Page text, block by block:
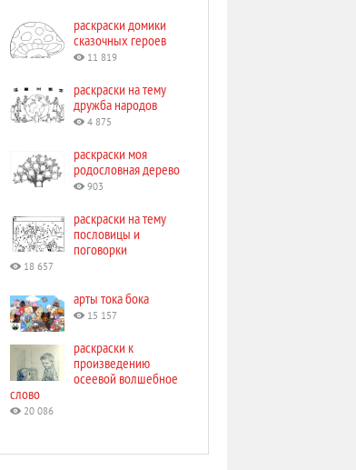
раскраски домики
сказочных героев
11 819
раскраски на тему
дружба народов
4 875
раскраски моя
родословная дерево
903
раскраски на тему
пословицы и
поговорки
18 657
арты тока бока
15 157
раскраски к
произведению
осеевой волшебное
слово
20 086